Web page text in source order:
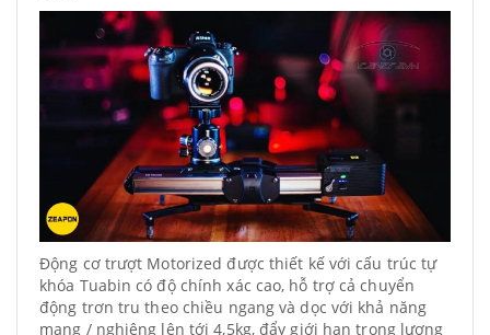
Động cơ trượt Motorized được thiết kế với cấu trúc tự
khóa Tuabin có độ chính xác cao, hỗ trợ cả chuyển
động trơn tru theo chiều ngang và dọc với khả năng
mang / nghiêng lên tới 4,5kg, đẩy giới hạn trọng lượng